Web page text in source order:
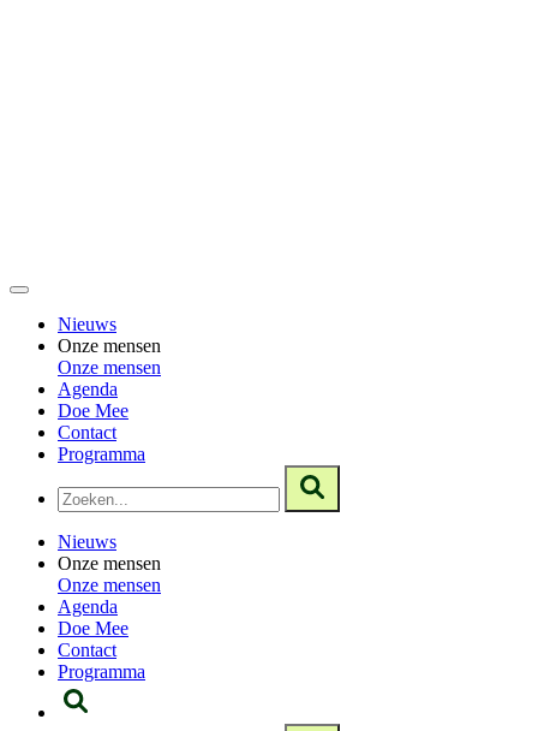
Nieuws
Onze mensen
Onze mensen
Agenda
Doe Mee
Contact
Programma
Nieuws
Onze mensen
Onze mensen
Agenda
Doe Mee
Contact
Programma